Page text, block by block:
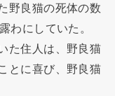
野良猫の死体の数
わにしていた。
た住人は、野良猫
とに喜び、野良猫